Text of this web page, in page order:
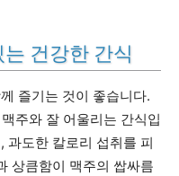
건강한 간식
즐기는 것이 좋습니다.
주와 잘 어울리는 간식입
과도한 칼로리 섭취를 피
상큼함이 맥주의 쌉싸름